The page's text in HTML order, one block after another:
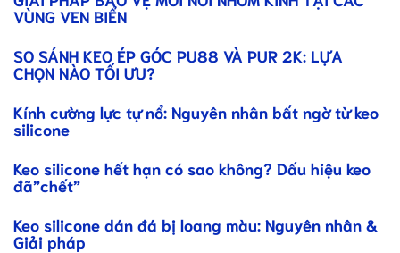
VÙNG VEN BIỂN
SO SÁNH KEO ÉP GÓC PU88 VÀ PUR 2K: LỰA
CHỌN NÀO TỐI ƯU?
Kính cường lực tự nổ: Nguyên nhân bất ngờ từ keo
silicone
Keo silicone hết hạn có sao không? Dấu hiệu keo
đã”chết”
Keo silicone dán đá bị loang màu: Nguyên nhân &
Giải pháp